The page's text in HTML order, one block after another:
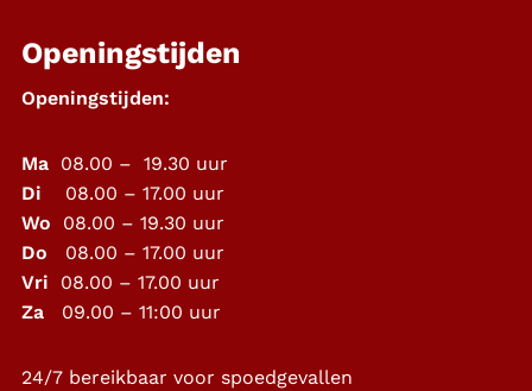
Openingstijden
Openingstijden:
Ma 08.00 – 19.30 uur
Di 08.00 – 17.00 uur
Wo
08.00 – 19.30 uur
Do 08.00 – 17.00 uur
Vri 08.00 – 17.00 uur
Za 09.00 – 11:00 uur
24/7 bereikbaar voor spoedgevallen